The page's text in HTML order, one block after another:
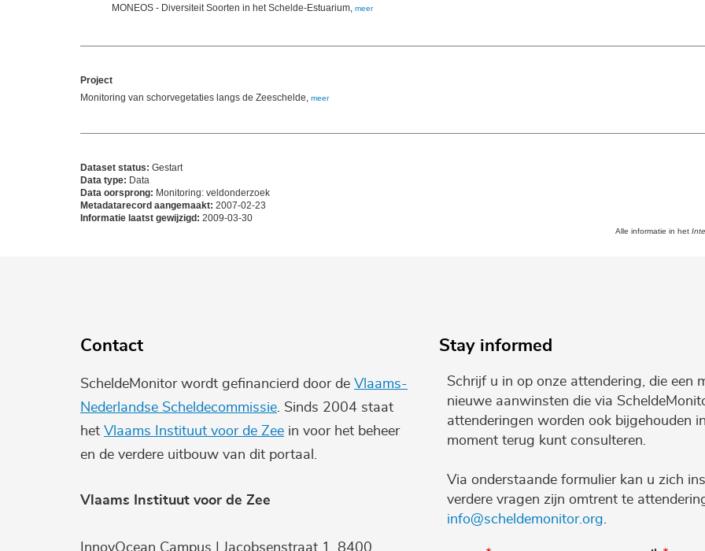
MONEOS - Diversiteit Soorten in het Schelde-Estuarium, meer
Project
Monitoring van schorvegetaties langs de Zeeschelde, meer
Dataset status: Gestart
Data type: Data
Data oorsprong: Monitoring: veldonderzoek
Metadatarecord aangemaakt: 2007-02-23
Informatie laatst gewijzigd: 2009-03-30
Alle informatie in het
Contact
ScheldeMonitor wordt gefinancierd door de Vlaams-
Nederlandse Scheldecommissie . Sinds 2004 staat
het Vlaams Instituut voor de Zee in voor het beheer
en de verdere uitbouw van dit portaal.
Vlaams Instituut voor de Zee
InnovOcean Campus | Jacobsenstraat 1, 8400
Stay informed
Schrijf u in op onze attendering, die een
nieuwe aanwinsten die via
attenderingen worden ook bijgehouden
moment terug kunt consulteren.
Via onderstaande formulier kan u zich
verdere vragen zijn omtrent te
info@scheldemonitor.org